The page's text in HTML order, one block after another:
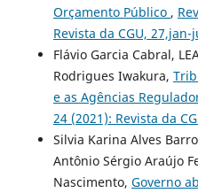
Orçamento Público ,
Revista da CGU,
Flávio Garcia Cabral,
Rodrigues Iwakura,
e as Agências
24 (2021): Revista da
Silvia Karina Alves
Antônio Sérgio Araújo
Nascimento, Governo